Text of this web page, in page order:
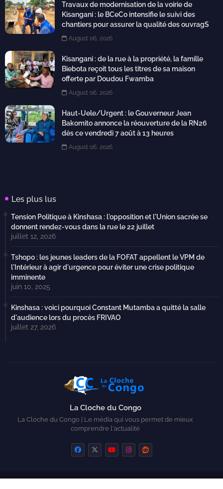
Travaux de modernisation de la voirie de
Kisangani : le BCeCo intensifie le suivi des
chantiers pour assurer la qualité des ouvragS
August 06, 2026
Kisangani : de la rue à la propriété, la famille
Biebota reçoit tous les titres de sa maison
offerte par Doudou Fwamba
August 06, 2026
Haut-Uele/Urgent : le Gouverneur Jean
Bakomito annonce la réouverture de la RN26
dès ce vendredi 7 août à 13 heures
August 06, 2026
Les plus lus
Tension Politique à Kinshasa : l'opposition et l'Union sacrée se
donnent rendez-vous dans la rue le 22 juillet
juillet 12, 2026
Tshopo : les jeunes leaders de la FOFAT appellent le VPM de
l'Intérieur à agir d'urgence pour éviter une crise politique
imminente
juin 10, 2025
Kinshasa : voici pourquoi Constant Mutamba a quitté la salle
d'audience lors du procès FRIVAO
juillet 27, 2026
La Cloche du Congo
La Cloche du Congo | Le média qui vous permet de mieux
comprendre l'actualité